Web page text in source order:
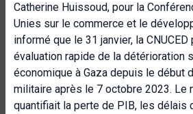
Catherine Huissoud, pour la
Unies sur le commerce et le
informé que le 31 janvier, la
évaluation rapide de la détérioration
économique à Gaza depuis le début
militaire après le 7 octobre 2023. Le
quantifiait la perte de PIB, les délais